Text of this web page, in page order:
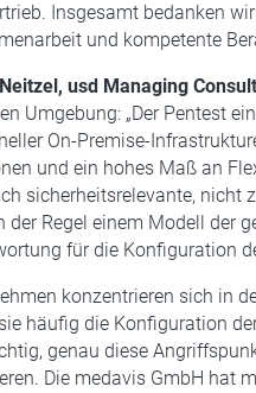
Insgesamt bedanken
und kompetente
usd Managing
Umgebung: „Der Pentest
On-Premise-
und ein hohes Maß an
sicherheitsrelevante, nicht
der Regel einem Modell der
für die Konfiguration
konzentrieren sich in
häufig die Konfiguration
genau diese
Die medavis GmbH hat